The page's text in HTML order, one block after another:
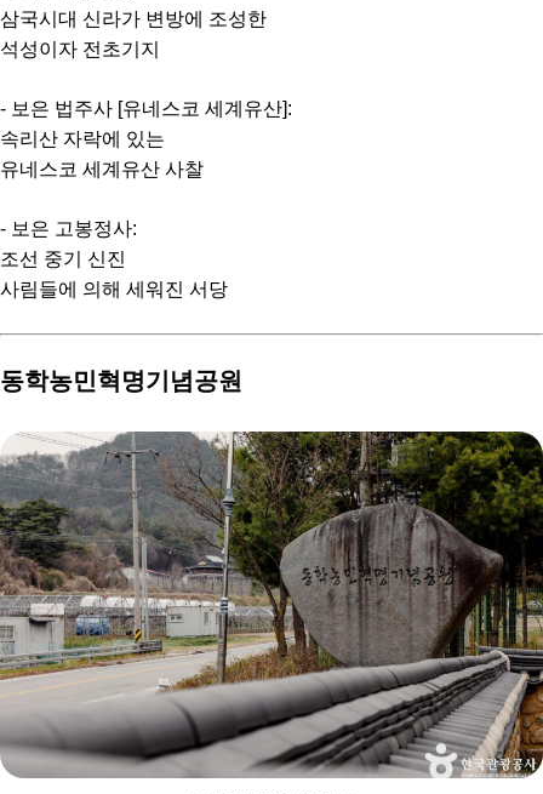
삼국시대 신라가 변방에 조성한
석성이자 전초기지
- 보은 법주사 [유네스코 세계유산]:
속리산 자락에 있는
유네스코 세계유산 사찰
- 보은 고봉정사:
조선 중기 신진
사림들에 의해 세워진 서당
동학농민혁명기념공원